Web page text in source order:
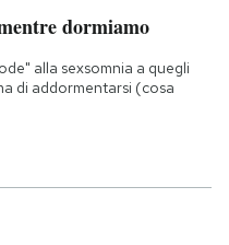
dormiamo
alla sexsomnia a quegli
di addormentarsi (cosa